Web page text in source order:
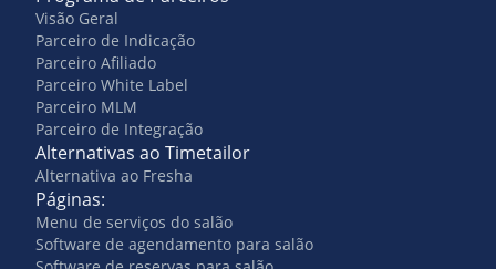
Visão Geral
Parceiro de Indicação
Parceiro Afiliado
Parceiro White Label
Parceiro MLM
Parceiro de Integração
Alternativas ao Timetailor
Alternativa ao Fresha
Páginas:
Menu de serviços do salão
Software de agendamento para salão